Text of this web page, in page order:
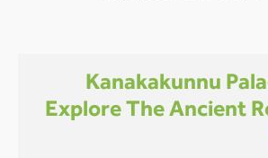
Kanakakunnu
Explore The Ancient